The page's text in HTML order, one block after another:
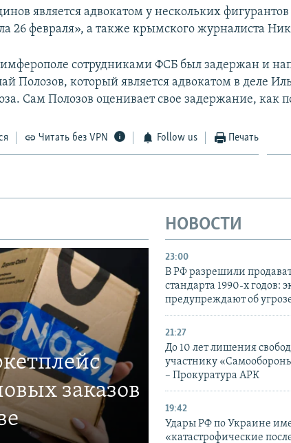
является адвокатом у нескольких
26 февраля», а также крымского журналиста
сотрудниками ФСБ был задержан и
Полозов, который является адвокатом в деле
Сам Полозов оценивает свое задержание, как
Читать без VPN Follow us Печать
заказов
НОВОСТИ
23:00
В РФ разрешили
стандарта 1990-х годов:
предупреждают об
21:27
До 10 лет лишения
участнику
– Прокуратура АРК
19:42
Удары РФ по Украине
«катастрофические